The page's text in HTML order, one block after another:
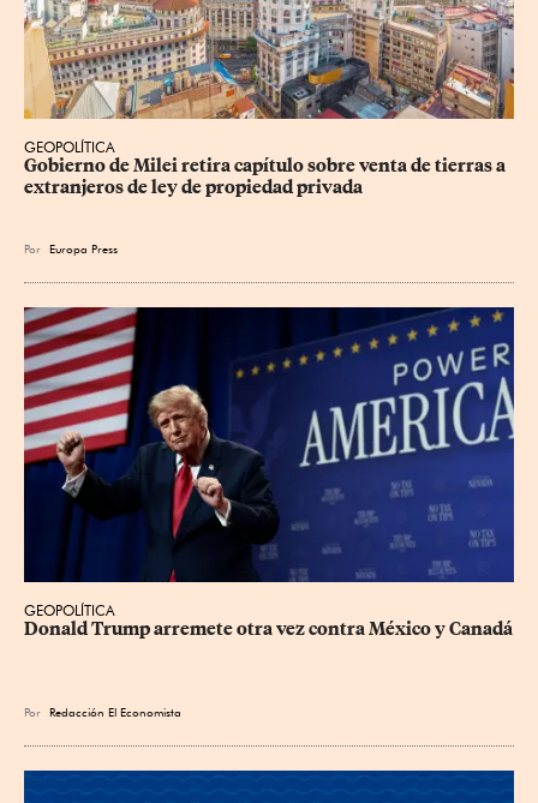
GEOPOLÍTICA
Gobierno de Milei retira capítulo sobre venta de tierras a
extranjeros de ley de propiedad privada
Por Europa Press
GEOPOLÍTICA
Donald Trump arremete otra vez contra México y Canadá
Por Redacción El Economista